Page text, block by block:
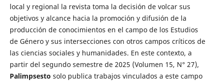
local y regional la revista toma la decisión de volcar sus
objetivos y alcance hacia la promoción y difusión de la
producción de conocimientos en el campo de los Estudios
de Género y sus intersecciones con otros campos críticos de
las ciencias sociales y humanidades. En este contexto, a
partir del segundo semestre de 2025 (Volumen 15, N° 27),
Palimpsesto solo publica trabajos vinculados a este campo